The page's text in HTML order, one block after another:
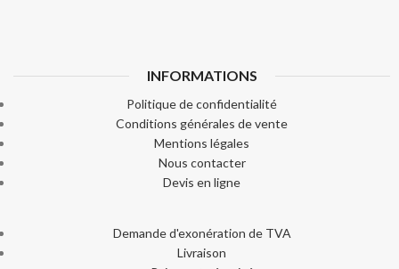
INFORMATIONS
Politique de confidentialité
Conditions générales de vente
Mentions légales
Nous contacter
Devis en ligne
Demande d'exonération de TVA
Livraison